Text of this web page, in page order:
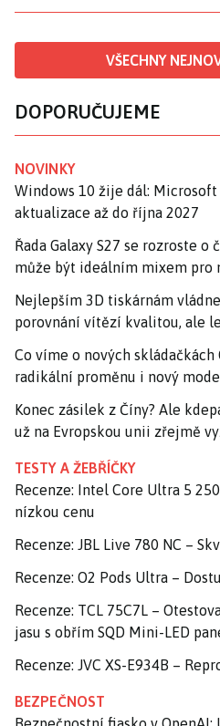
VŠECHNY
DOPORUČUJEME
NOVINKY
Windows 10 žije dál:
aktualizace až do října 2027
Řada Galaxy S27 se rozroste
může být ideálním mixem pro
Nejlepším 3D tiskárnám
porovnání vítězí kvalitou, ale
Co víme o nových skládačkách
radikální proměnu i nový
Konec zásilek z Číny? Ale
už na Evropskou unii zřejmě
TESTY A ŽEBŘÍČKY
Recenze: Intel Core Ultra 5
nízkou cenu
Recenze: JBL Live 780 NC –
Recenze: O2 Pods Ultra –
Recenze: TCL 75C7L –
jasu s obřím SQD Mini-LED
Recenze: JVC XS-E934B –
BEZPEČNOST